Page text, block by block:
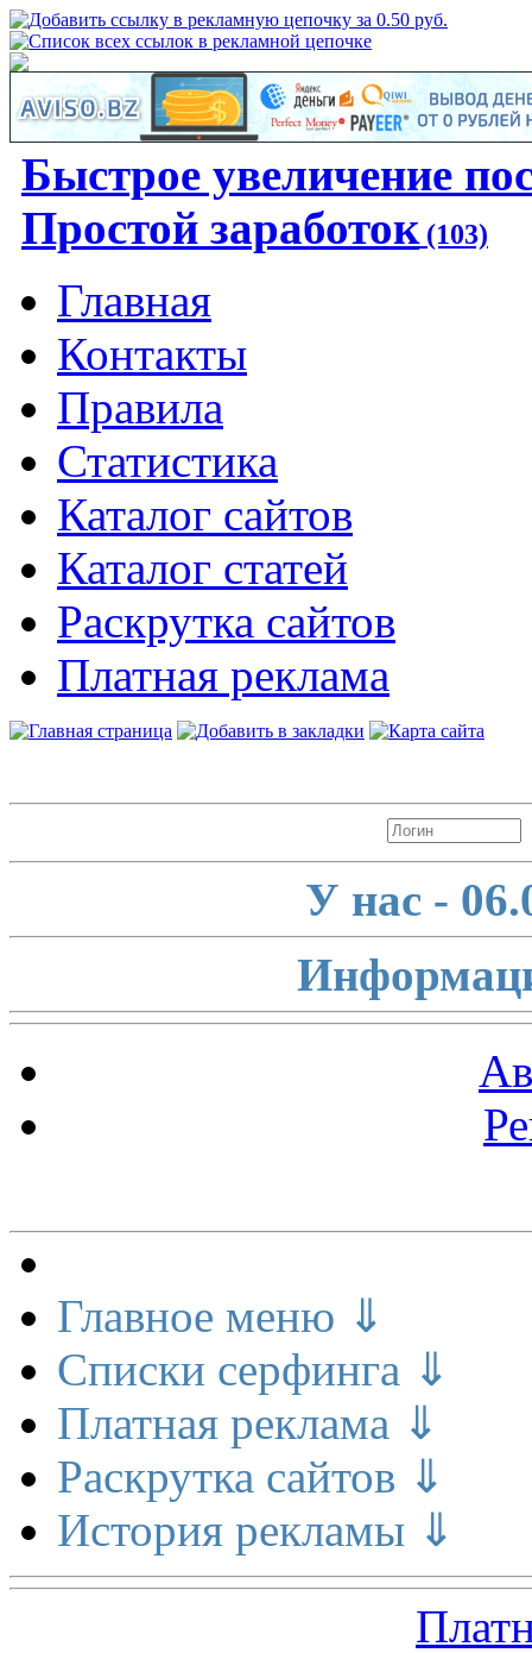
Быстрое увеличение
Простой заработок(103)
Главная
Контакты
Правила
Статистика
Каталог сайтов
Каталог статей
Раскрутка сайтов
Платная реклама
У нас -
Главное меню ⇓
Списки серфинга ⇓
Платная реклама ⇓
Раскрутка сайтов ⇓
История рекламы ⇓